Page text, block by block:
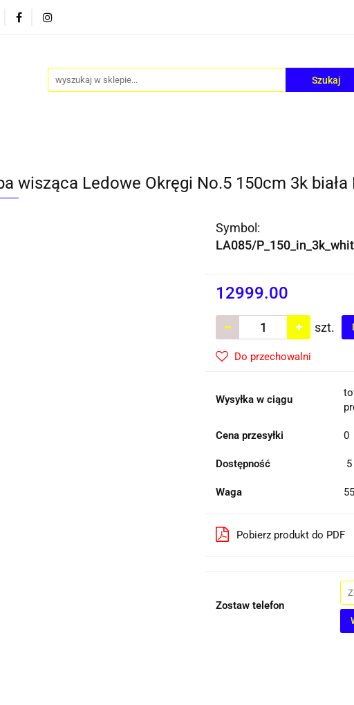
AKCESORIA
wisząca Ledowe Okręgi No.5 150cm 3k biała
Symbol:
LA085/
12999.00
szt.
Do przechowalni
Wysyłka w ciągu
Cena przesyłki 0
Dostępność 5
Waga
Pobierz produkt do PDF
Zostaw telefon